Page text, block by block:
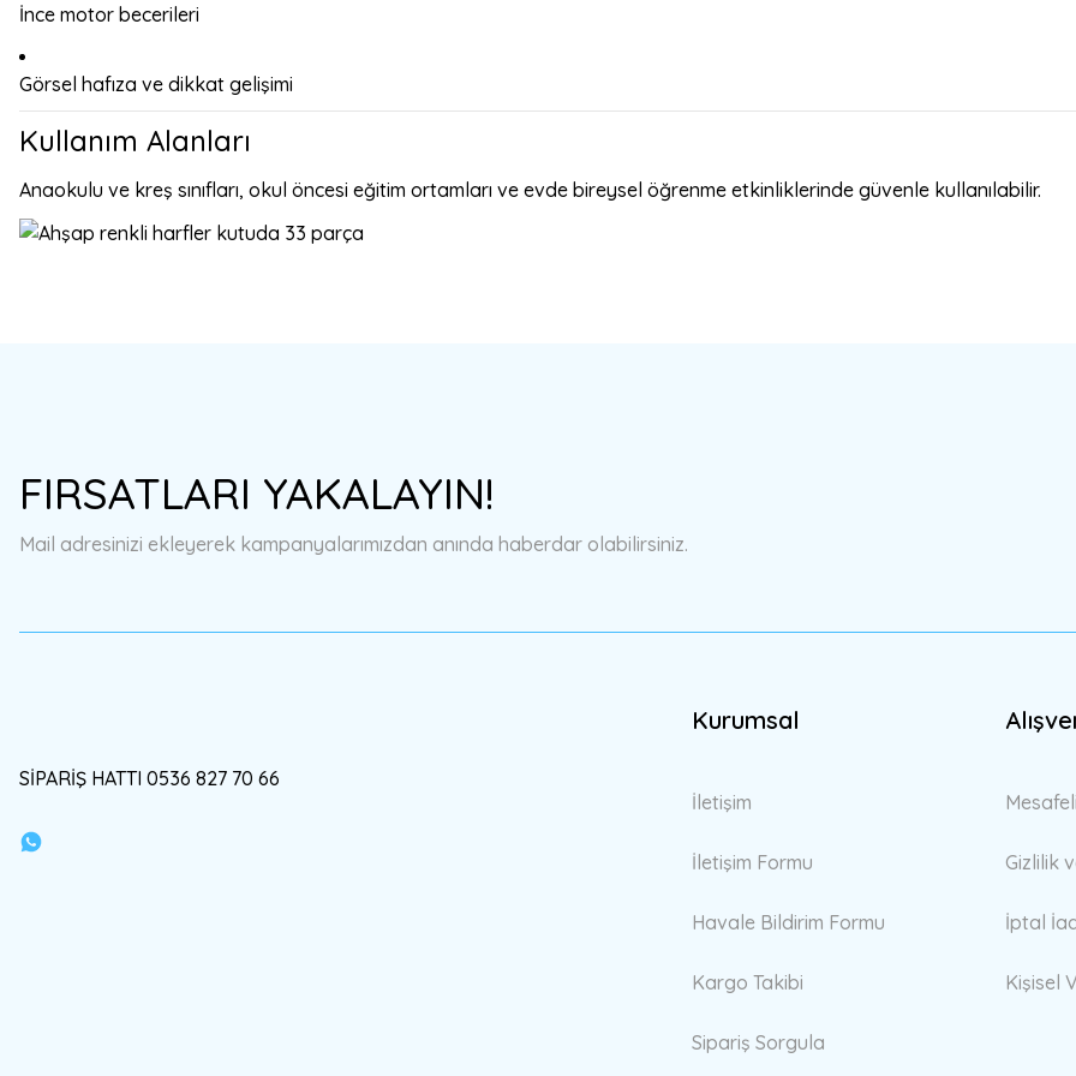
İnce motor becerileri
Görsel hafıza ve dikkat gelişimi
Kullanım Alanları
Anaokulu ve kreş sınıfları, okul öncesi eğitim ortamları ve evde bireysel öğrenme etkinliklerinde güvenle kullanılabilir.
Ürün açıklamasında eksik bilgiler bulunuyor.
Ürün fiyatı diğer sitelerden daha pahalı.
FIRSATLARI YAKALAYIN!
Mail adresinizi ekleyerek kampanyalarımızdan anında haberdar olabilirsiniz.
SİPARİŞ HATTI 0536 827 70 66
Kurumsal
İletişim
İletişim Formu
Havale Bildirim Formu
Kargo Takibi
Sipariş Sorgula
Gizlilik
İptal
Kişisel